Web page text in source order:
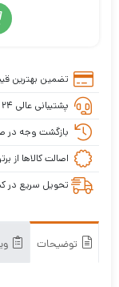
تضمین بهترین
پشتیبانی عالی ۲۴ ساعته، ۷ روز هفته
بازگشت وجه در
اصالت کالاها از
تحویل سریع در
توضیحات